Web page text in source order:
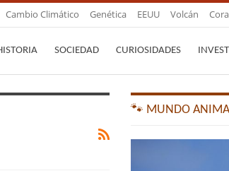
Cambio Climático Genética EEUU Volcán
SOCIEDAD CURIOSIDADES
🐾 MUNDO